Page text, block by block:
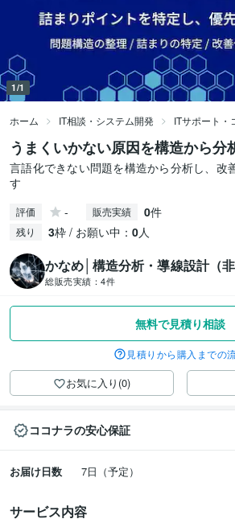
1/1
ホーム IT相談・システム開発 ITサポート・
うまくいかない原因を構造から分
言語化できない問題を構造から分析し、改
す
評価 - 販売実績 0件
残り 3枠 / お願い中： 0人
かなめ│構造分析・導線設計（非
総販売実績： 4件
無料で見積り相談
見積りから購入までの
お気に入り(0)
ココナラの安心保証
お届け日数 7日（予定）
サービス内容